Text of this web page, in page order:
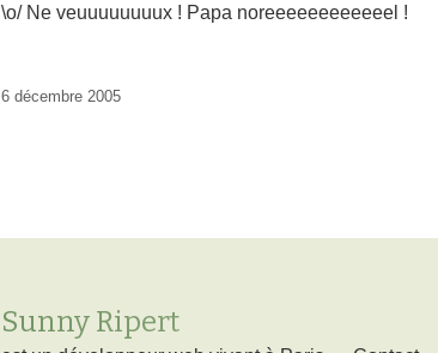
\o/ Ne veuuuuuuuux ! Papa noreeeeeeeeeeeel !
6 décembre 2005
Sunny Ripert